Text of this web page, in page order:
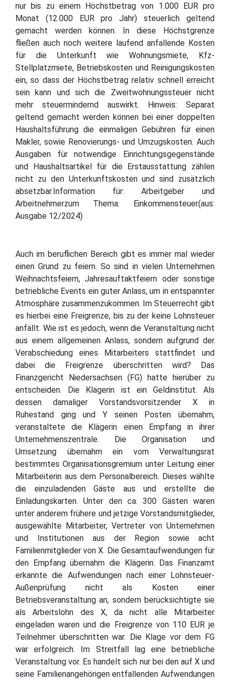
nur bis zu einem Höchstbetrag von 1.000 EUR pro
Monat (12.000 EUR pro Jahr) steuerlich geltend
gemacht werden können. In diese Höchstgrenze
fließen auch noch weitere laufend anfallende Kosten
für die Unterkunft wie Wohnungsmiete, Kfz-
Stellplatzmiete, Betriebskosten und Reinigungskosten
ein, so dass der Höchstbetrag relativ schnell erreicht
sein kann und sich die Zweitwohnungssteuer nicht
mehr steuermindernd auswirkt. Hinweis: Separat
geltend gemacht werden können bei einer doppelten
Haushaltsführung die einmaligen Gebühren für einen
Makler, sowie Renovierungs- und Umzugskosten. Auch
Ausgaben für notwendige Einrichtungsgegenstände
und Haushaltsartikel für die Erstausstattung zählen
nicht zu den Unterkunftskosten und sind zusätzlich
absetzbar.Information für: Arbeitgeber und
Arbeitnehmerzum Thema: Einkommensteuer(aus:
Ausgabe 12/2024)
Auch im beruflichen Bereich gibt es immer mal wieder
einen Grund zu feiern. So sind in vielen Unternehmen
Weihnachtsfeiern, Jahresauftaktfeiern oder sonstige
betriebliche Events ein guter Anlass, um in entspannter
Atmosphäre zusammenzukommen. Im Steuerrecht gibt
es hierbei eine Freigrenze, bis zu der keine Lohnsteuer
anfällt. Wie ist es jedoch, wenn die Veranstaltung nicht
aus einem allgemeinen Anlass, sondern aufgrund der
Verabschiedung eines Mitarbeiters stattfindet und
dabei die Freigrenze überschritten wird? Das
Finanzgericht Niedersachsen (FG) hatte hierüber zu
entscheiden. Die Klägerin ist ein Geldinstitut. Als
dessen damaliger Vorstandsvorsitzender X in
Ruhestand ging und Y seinen Posten übernahm,
veranstaltete die Klägerin einen Empfang in ihrer
Unternehmenszentrale. Die Organisation und
Umsetzung übernahm ein vom Verwaltungsrat
bestimmtes Organisationsgremium unter Leitung einer
Mitarbeiterin aus dem Personalbereich. Dieses wählte
die einzuladenden Gäste aus und erstellte die
Einladungskarten. Unter den ca. 300 Gästen waren
unter anderem frühere und jetzige Vorstandsmitglieder,
ausgewählte Mitarbeiter, Vertreter von Unternehmen
und Institutionen aus der Region sowie acht
Familienmitglieder von X. Die Gesamtaufwendungen für
den Empfang übernahm die Klägerin. Das Finanzamt
erkannte die Aufwendungen nach einer Lohnsteuer-
Außenprüfung nicht als Kosten einer
Betriebsveranstaltung an, sondern berücksichtigte sie
als Arbeitslohn des X, da nicht alle Mitarbeiter
eingeladen waren und die Freigrenze von 110 EUR je
Teilnehmer überschritten war. Die Klage vor dem FG
war erfolgreich. Im Streitfall lag eine betriebliche
Veranstaltung vor. Es handelt sich nur bei den auf X und
seine Familienangehörigen entfallenden Aufwendungen